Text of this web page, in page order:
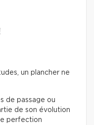
un plancher ne
de passage ou
de son évolution
perfection